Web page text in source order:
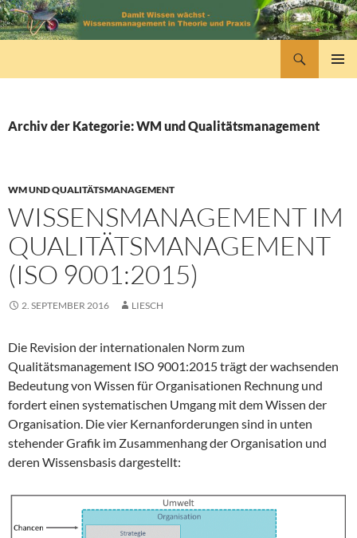
Zum
Inhalt
Archiv der Kategorie: WM und Qualitätsmanagement
WM UND QUALITÄTSMANAGEMENT
WISSENSMANAGEMENT IM
QUALITÄTSMANAGEMENT
(ISO 9001:2015)
2. SEPTEMBER 2016 LIESCH
Die Revision der internationalen Norm zum
Qualitätsmanagement ISO 9001:2015 trägt der wachsenden
Bedeutung von Wissen für Organisationen Rechnung und
fordert einen systematischen Umgang mit dem Wissen der
Organisation. Die vier Kernanforderungen sind in unten
stehender Grafik im Zusammenhang der Organisation und
deren Wissensbasis dargestellt: